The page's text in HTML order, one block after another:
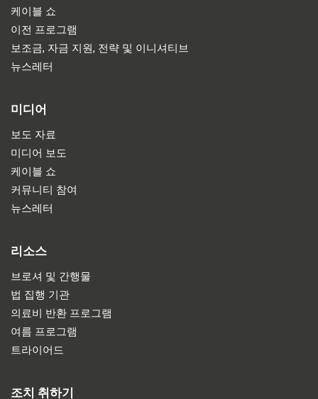
케이블 쇼
이전 프로그램
보조금, 자금 지원, 전략 및 이니셔티브
뉴스레터
미디어
보도 자료
미디어 보도
케이블 쇼
커뮤니티 참여
뉴스레터
리소스
브로셔 및 간행물
법 집행 기관
의료비 반환 프로그램
여름 프로그램
트라이어드
조치 취하기